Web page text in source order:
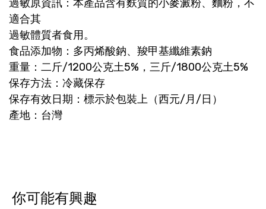
過敏原資訊：本產品含有麩質的小麥澱粉、麵粉，不
適合其
過敏體質者食用。
食品添加物：多丙烯酸鈉、羧甲基纖維素鈉
重量：二斤/1200公克土5%，三斤/1800公克土5%
保存方法：冷藏保存
保存有效日期：標示於包裝上（西元/月/日）
產地：台灣
你可能有興趣